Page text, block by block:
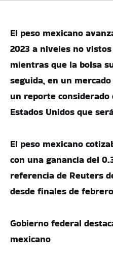
El peso mexicano
2023 a niveles no
mientras que la bolsa
seguida, en un
un reporte
Estados Unidos que
El peso mexicano
con una ganancia del
referencia de Reuters
desde finales de
Gobierno federal
mexicano